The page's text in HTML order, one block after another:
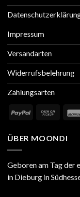
Impressum
Versandarten
Widerrufsbelehrung
Zahlungsarten
ÜBER MOONDI
Geboren am Tag der
in Dieburg in